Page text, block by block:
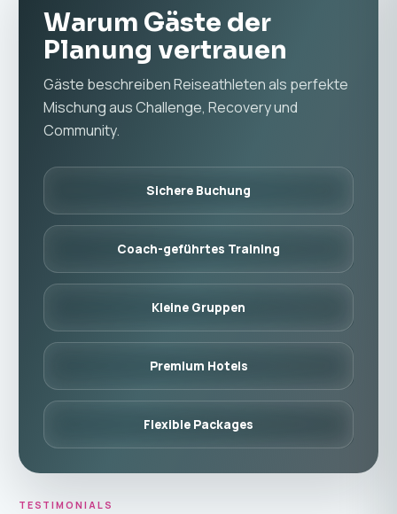
Warum Gäste der
Planung vertrauen
Gäste beschreiben Reiseathleten als perfekte
Mischung aus Challenge, Recovery und
Community.
Sichere Buchung
Coach-geführtes Training
Kleine Gruppen
Premium Hotels
Flexible Packages
TESTIMONIALS